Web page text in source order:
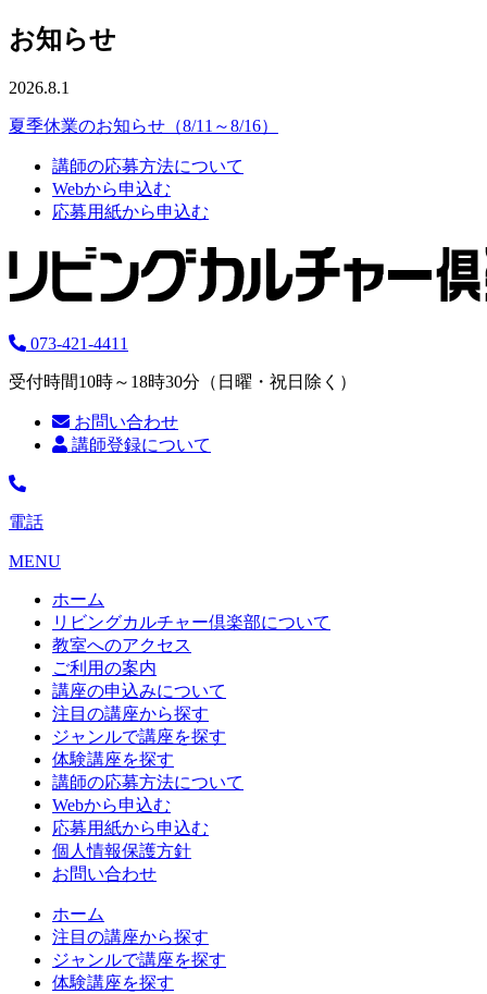
お知らせ
2026.8.1
夏季休業のお知らせ（8/11～8/16）
講師の応募方法について
Webから申込む
応募用紙から申込む
073-421-4411
受付時間10時～18時30分（日曜・祝日除く）
お問い合わせ
講師登録について
電話
MENU
ホーム
リビングカルチャー倶楽部について
教室へのアクセス
ご利用の案内
講座の申込みについて
注目の講座から探す
ジャンルで講座を探す
体験講座を探す
講師の応募方法について
Webから申込む
応募用紙から申込む
個人情報保護方針
お問い合わせ
ホーム
注目の講座から探す
ジャンルで講座を探す
体験講座を探す